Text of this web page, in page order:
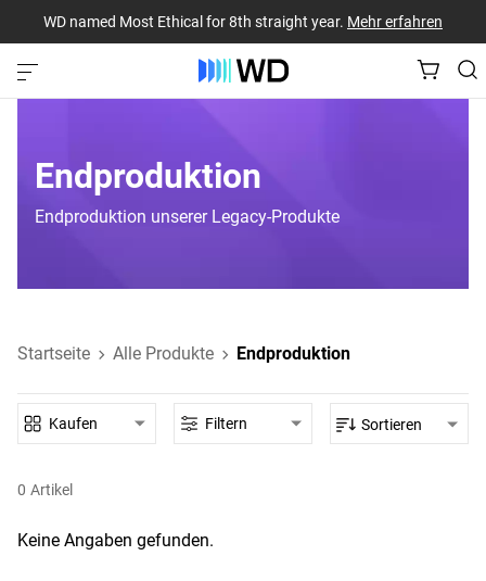
WD named Most Ethical for 8th straight year. Mehr erfahren
Endproduktion
Endproduktion unserer Legacy-Produkte
Startseite Alle Produkte Endproduktion
0 Artikel
Kaufen Filtern Sortieren
Keine Angaben gefunden.